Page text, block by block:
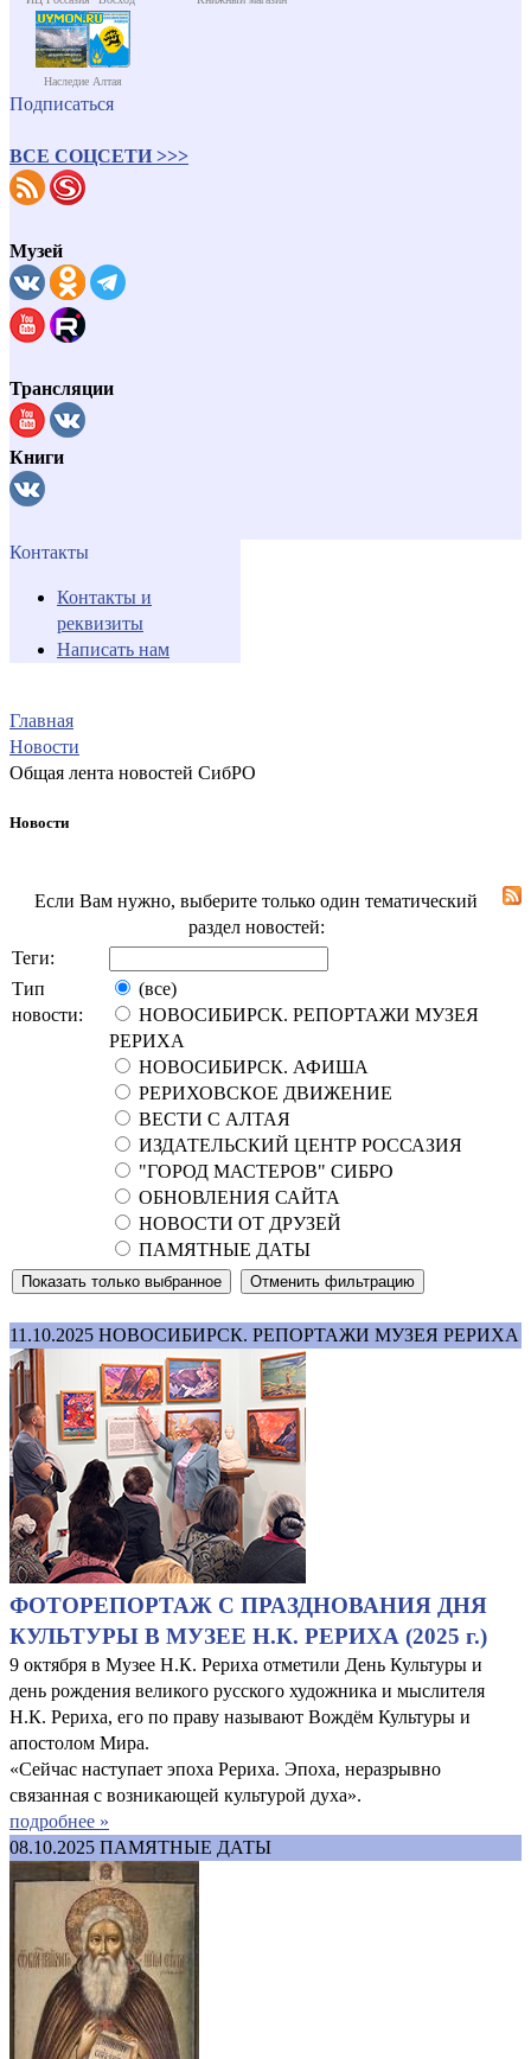
Наследие Алтая
Подписаться
ВСЕ СОЦСЕТИ >>>
Музей
Трансляции
Книги
Контакты
Контакты и
реквизиты
Написать нам
Главная
Новости
Общая лента новостей СибРО
Новости
Если Вам нужно, выберите только один тематический
раздел новостей:
Теги:
Тип
новости:
(все)
НОВОСИБИРСК. РЕПОРТАЖИ МУЗЕЯ
РЕРИХА
НОВОСИБИРСК. АФИША
РЕРИХОВСКОЕ ДВИЖЕНИЕ
ВЕСТИ С АЛТАЯ
ИЗДАТЕЛЬСКИЙ ЦЕНТР РОССАЗИЯ
"ГОРОД МАСТЕРОВ" СИБРО
ОБНОВЛЕНИЯ САЙТА
НОВОСТИ ОТ ДРУЗЕЙ
ПАМЯТНЫЕ ДАТЫ
11.10.2025 НОВОСИБИРСК. РЕПОРТАЖИ МУЗЕЯ РЕРИХА
ФОТОРЕПОРТАЖ С ПРАЗДНОВАНИЯ ДНЯ
КУЛЬТУРЫ В МУЗЕЕ Н.К. РЕРИХА (2025 г.)
9 октября в Музее Н.К. Рериха отметили День Культуры и
день рождения великого русского художника и мыслителя
Н.К. Рериха, его по праву называют Вождём Культуры и
апостолом Мира.
«Сейчас наступает эпоха Рериха. Эпоха, неразрывно
связанная с возникающей культурой духа».
подробнее »
08.10.2025 ПАМЯТНЫЕ ДАТЫ